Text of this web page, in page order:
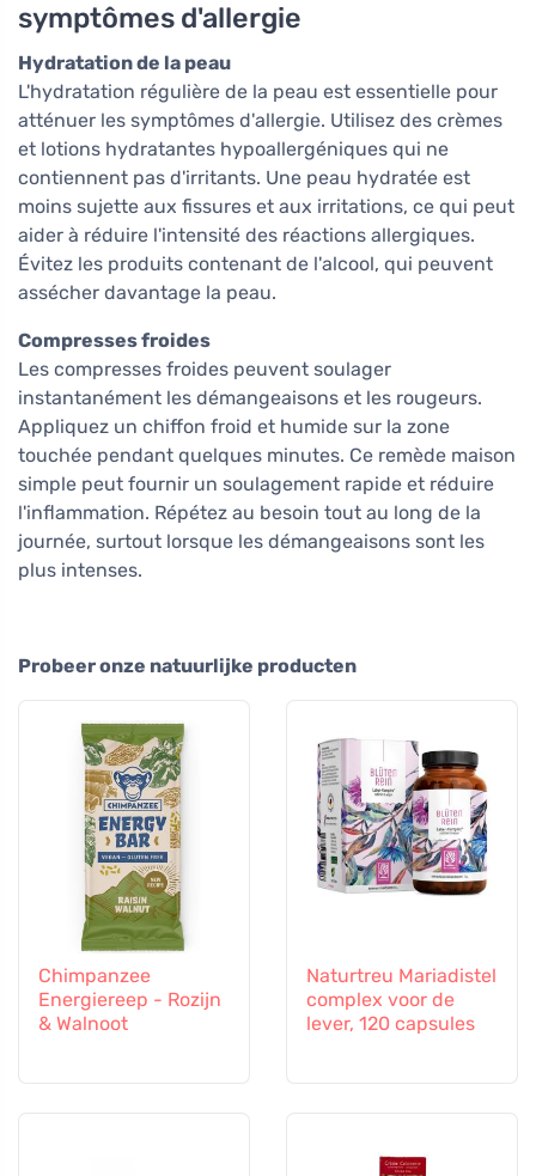
symptômes d'allergie
Hydratation de la peau
L'hydratation régulière de la peau est essentielle pour
atténuer les symptômes d'allergie. Utilisez des crèmes
et lotions hydratantes hypoallergéniques qui ne
contiennent pas d'irritants. Une peau hydratée est
moins sujette aux fissures et aux irritations, ce qui peut
aider à réduire l'intensité des réactions allergiques.
Évitez les produits contenant de l'alcool, qui peuvent
assécher davantage la peau.
Compresses froides
Les compresses froides peuvent soulager
instantanément les démangeaisons et les rougeurs.
Appliquez un chiffon froid et humide sur la zone
touchée pendant quelques minutes. Ce remède maison
simple peut fournir un soulagement rapide et réduire
l'inflammation. Répétez au besoin tout au long de la
journée, surtout lorsque les démangeaisons sont les
plus intenses.
Probeer onze natuurlijke producten
Chimpanzee
Energiereep - Rozijn
& Walnoot
Naturtreu Mariadistel
complex voor de
lever, 120 capsules